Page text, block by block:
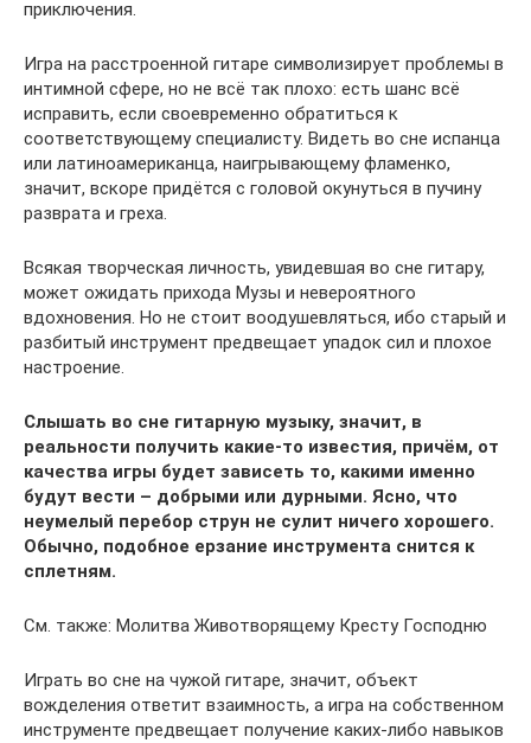
приключения.
Игра на расстроенной гитаре символизирует проблемы в
интимной сфере, но не всё так плохо: есть шанс всё
исправить, если своевременно обратиться к
соответствующему специалисту. Видеть во сне испанца
или латиноамериканца, наигрывающему фламенко,
значит, вскоре придётся с головой окунуться в пучину
разврата и греха.
Всякая творческая личность, увидевшая во сне гитару,
может ожидать прихода Музы и невероятного
вдохновения. Но не стоит воодушевляться, ибо старый и
разбитый инструмент предвещает упадок сил и плохое
настроение.
Слышать во сне гитарную музыку, значит, в
реальности получить какие-то известия, причём, от
качества игры будет зависеть то, какими именно
будут вести – добрыми или дурными. Ясно, что
неумелый перебор струн не сулит ничего хорошего.
Обычно, подобное ерзание инструмента снится к
сплетням.
См. также: Молитва Животворящему Кресту Господню
Играть во сне на чужой гитаре, значит, объект
вожделения ответит взаимность, а игра на собственном
инструменте предвещает получение каких-либо навыков